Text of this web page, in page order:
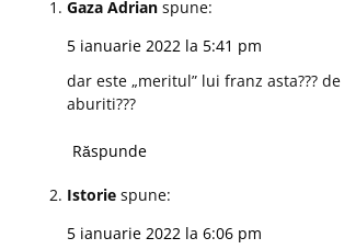
Gaza Adrian spune:
5 ianuarie 2022 la 5:41 pm
dar este „meritul” lui franz asta???
aburiti???
Răspunde
Istorie spune:
5 ianuarie 2022 la 6:06 pm